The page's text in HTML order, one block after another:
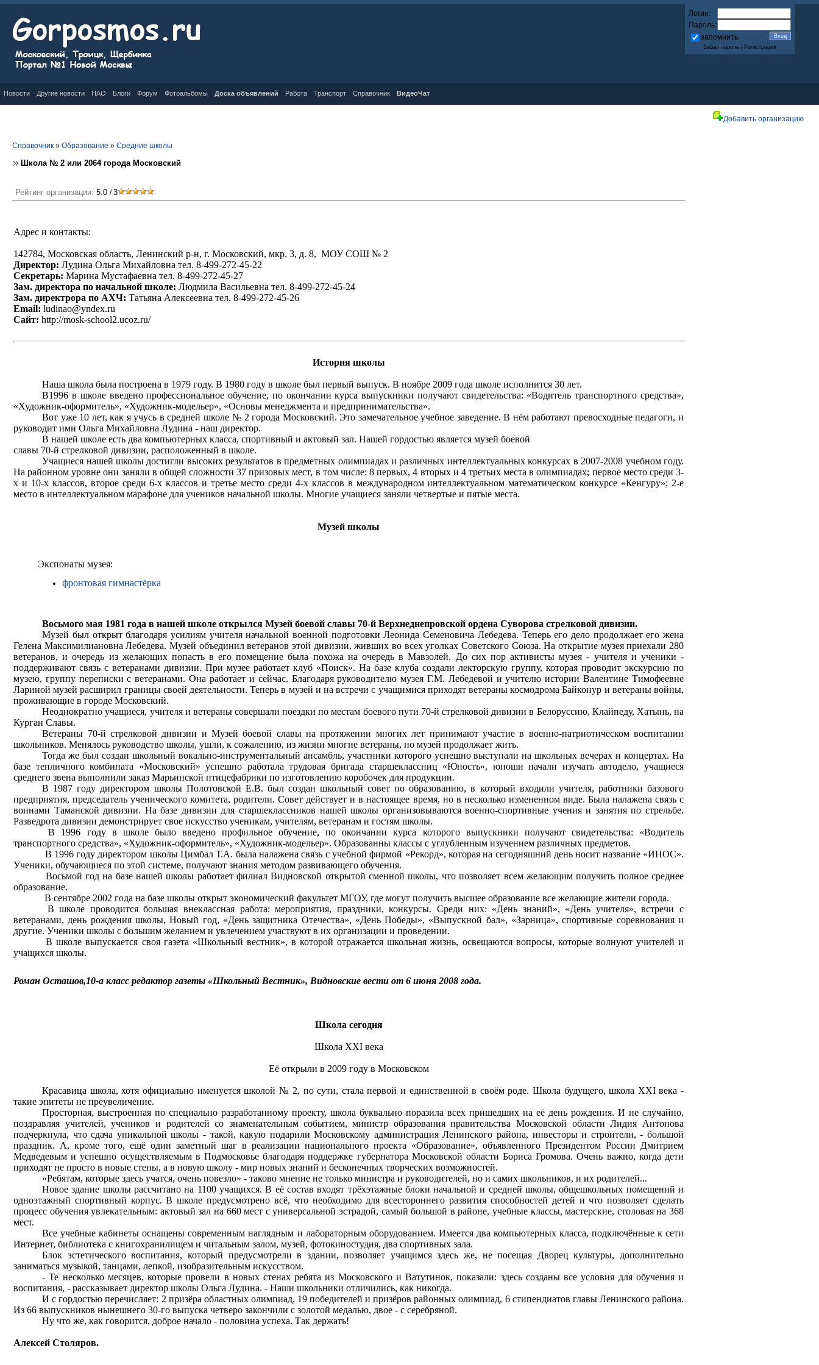
Логин:
Пароль:
запомнить
Забыл пароль Регистрация
Новости Другие новости НАО Блоги Форум Фотоальбомы Доска объявлений Работа Транспорт Справочник ВидеоЧат
Справочник » Образование » Средние школы
Школа № 2 или 2064 города Московский
Рейтинг организации: 5.0 /3
Адрес и контакты:
142784, Московская область, Ленинский р-н, г. Московский, мкр. 3, д. 8, МОУ СОШ № 2
Директор: Лудина Ольга Михайловна тел. 8-499-272-45-22
Секретарь: Марина Мустафаевна тел. 8-499-272-45-27
Зам. директора по начальной школе: Людмила Васильевна тел. 8-499-272-45-24
Зам. директрора по АХЧ: Татьяна Алексеевна тел. 8-499-272-45-26
Email: ludinao@yndex.ru
Сайт: http://mosk-school2.ucoz.ru/
История школы
Наша школа была построена в 1979 году. В 1980 году в школе был первый выпуск. В ноябре 2009 года школе исполнится 30 лет.
В1996 в школе введено профессиональное обучение, по окончании курса выпускники получают свидетельства: «Водитель транспортного средства»,
«Художник-оформитель», «Художник-модельер», «Основы менеджмента и предпринимательства».
Вот уже 10 лет, как я учусь в средней школе № 2 города Московский. Это замечательное учебное заведение. В нём работают превосходные педагоги, и
руководит ими Ольга Михайловна Лудина - наш директор.
В нашей школе есть два компьютерных класса, спортивный и актовый зал. Нашей гордостью является музей боевой
славы 70-й стрелковой дивизии, расположенный в школе.
Учащиеся нашей школы достигли высоких результатов в предметных олимпиадах и различных интеллектуальных конкурсах в 2007-2008 учебном году.
На районном уровне они заняли в общей сложности 37 призовых мест, в том числе: 8 первых, 4 вторых и 4 третьих места в олимпиадах; первое место среди 3-
х и 10-х классов, второе среди 6-х классов и третье место среди 4-х классов в международном интеллектуальном математическом конкурсе «Кенгуру»; 2-е
место в интеллектуальном марафоне для учеников начальной школы. Многие учащиеся заняли четвертые и пятые места.
Музей школы
Экспонаты музея:
фронтовая гимнастёрка
Восьмого мая 1981 года в нашей школе открылся Музей боевой славы 70-й Верхнеднепровской ордена Суворова стрелковой дивизии.
Музей был открыт благодаря усилиям учителя начальной военной подготовки Леонида Семеновича Лебедева. Теперь его дело продолжает его жена
Гелена Максимилиановна Лебедева. Музей объединил ветеранов этой дивизии, живших во всех уголках Советского Союза. На открытие музея приехали 280
ветеранов, и очередь из желающих попасть в его помещение была похожа на очередь в Мавзолей. До сих пор активисты музея - учителя и ученики -
поддерживают связь с ветеранами дивизии. При музее работает клуб «Поиск». На базе клуба создали лекторскую группу, которая проводит экскурсию по
музею, группу переписки с ветеранами. Она работает и сейчас. Благодаря руководителю музея Г.М. Лебедевой и учителю истории Валентине Тимофеевне
Лариной музей расширил границы своей деятельности. Теперь в музей и на встречи с учащимися приходят ветераны космодрома Байконур и ветераны войны,
проживающие в городе Московский.
Неоднократно учащиеся, учителя и ветераны совершали поездки по местам боевого пути 70-й стрелковой дивизии в Белоруссию, Клайпеду, Хатынь, на
Курган Славы.
Ветераны 70-й стрелковой дивизии и Музей боевой славы на протяжении многих лет принимают участие в военно-патриотическом воспитании
школьников. Менялось руководство школы, ушли, к сожалению, из жизни многие ветераны, но музей продолжает жить.
Тогда же был создан школьный вокально-инструментальный ансамбль, участники которого успешно выступали на школьных вечерах и концертах. На
базе тепличного комбината «Московский» успешно работала трудовая бригада старшеклассниц «Юность», юноши начали изучать автодело, учащиеся
среднего звена выполнили заказ Марьинской птицефабрики по изготовлению коробочек для продукции.
В 1987 году директором школы Полотовской Е.В. был создан школьный совет по образованию, в который входили учителя, работники базового
предприятия, председатель ученического комитета, родители. Совет действует и в настоящее время, но в несколько измененном виде. Была налажена связь с
воинами Таманской дивизии. На базе дивизии для старшеклассников нашей школы организовываются военно-спортивные учения и занятия по стрельбе.
Разведрота дивизии демонстрирует свое искусство ученикам, учителям, ветеранам и гостям школы.
В 1996 году в школе было введено профильное обучение, по окончании курса которого выпускники получают свидетельства: «Водитель
транспортного средства», «Художник-оформитель», «Художник-модельер». Образованны классы с углубленным изучением различных предметов.
В 1996 году директором школы Цимбал Т.А. была налажена связь с учебной фирмой «Рекорд», которая на сегодняшний день носит название «ИНОС».
Ученики, обучающиеся по этой системе, получают знания методом развивающего обучения.
Восьмой год на базе нашей школы работает филиал Видновской открытой сменной школы, что позволяет всем желающим получить полное среднее
образование.
В сентябре 2002 года на базе школы открыт экономический факультет МГОУ, где могут получить высшее образование все желающие жители города.
В школе проводится большая внеклассная работа: мероприятия, праздники, конкурсы. Среди них: «День знаний», «День учителя», встречи с
ветеранами, день рождения школы, Новый год, «День защитника Отечества», «День Победы», «Выпускной бал», «Зарница», спортивные соревнования и
другие. Ученики школы с большим желанием и увлечением участвуют в их организации и проведении.
В школе выпускается своя газета «Школьный вестник», в которой отражается школьная жизнь, освещаются вопросы, которые волнуют учителей и
учащихся школы.
Роман Осташов,10-а класс редактор газеты «Школьный Вестник», Видновские вести от 6 июня 2008 года.
Школа сегодня
Школа XXI века
Её открыли в 2009 году в Московском
Красавица школа, хотя официально именуется школой № 2, по сути, стала первой и единственной в своём роде. Школа будущего, школа XXI века -
такие эпитеты не преувеличение.
Просторная, выстроенная по специально разработанному проекту, школа буквально поразила всех пришедших на её день рождения. И не случайно,
поздравляя учителей, учеников и родителей со знаменательным событием, министр образования правительства Московской области Лидия Антонова
подчеркнула, что сдача уникальной школы - такой, какую подарили Московскому администрация Ленинского района, инвесторы и строители, - большой
праздник. А, кроме того, ещё один заметный шаг в реализации национального проекта «Образование», объявленного Президентом России Дмитрием
Медведевым и успешно осуществляемым в Подмосковье благодаря поддержке губернатора Московской области Бориса Громова. Очень важно, когда дети
приходят не просто в новые стены, а в новую школу - мир новых знаний и бесконечных творческих возможностей.
«Ребятам, которые здесь учатся, очень повезло» - таково мнение не только министра и руководителей, но и самих школьников, и их родителей...
Новое здание школы рассчитано на 1100 учащихся. В её состав входят трёхэтажные блоки начальной и средней школы, общешкольных помещений и
одноэтажный спортивный корпус. В школе предусмотрено всё, что необходимо для всестороннего развития способностей детей и что позволяет сделать
процесс обучения увлекательным: актовый зал на 660 мест с универсальной эстрадой, самый большой в районе, учебные классы, мастерские, столовая на 368
мест.
Все учебные кабинеты оснащены современным наглядным и лабораторным оборудованием. Имеется два компьютерных класса, подключённые к сети
Интернет, библиотека с книгохранилищем и читальным залом, музей, фотокиностудия, два спортивных зала.
Блок эстетического воспитания, который предусмотрели в здании, позволяет учащимся здесь же, не посещая Дворец культуры, дополнительно
заниматься музыкой, танцами, лепкой, изобразительным искусством.
- Те несколько месяцев, которые провели в новых стенах ребята из Московского и Ватутинок, показали: здесь созданы все условия для обучения и
воспитания, - рассказывает директор школы Ольга Лудина. - Наши школьники отличились, как никогда.
И с гордостью перечисляет: 2 призёра областных олимпиад, 19 победителей и призёров районных олимпиад, 6 стипендиатов главы Ленинского района.
Из 66 выпускников нынешнего 30-го выпуска четверо закончили с золотой медалью, двое - с серебряной.
Ну что же, как говорится, доб­рое начало - половина успеха. Так держать!
Алексей Столяров.
Добавить организацию